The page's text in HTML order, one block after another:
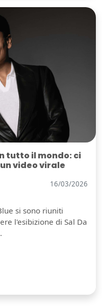
tutto il mondo: ci
video virale
16/03/2026
si sono riuniti
l'esibizione di Sal Da